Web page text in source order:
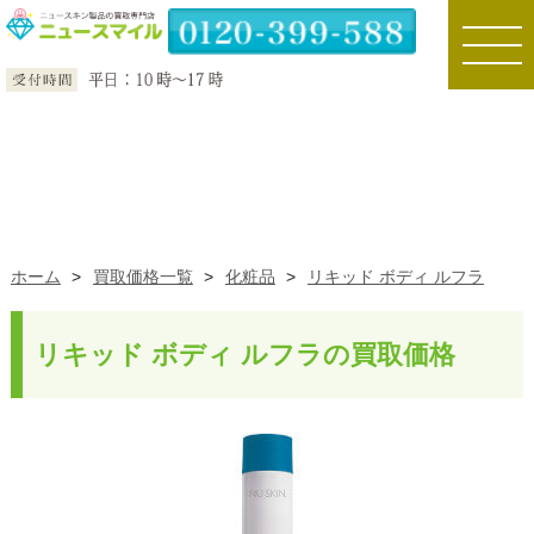
toggle
ホーム > 買取価格一覧 > 化粧品 > リキッド ボディ ルフラ
リキッド ボディ ルフラの買取価格